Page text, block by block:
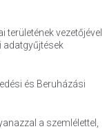
területének vezetőjével
adatgyűjtések
és Beruházási
a szemlélettel,